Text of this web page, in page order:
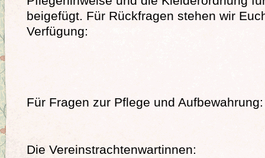
beigefügt. Für Rückfragen stehen wir
Verfügung:
Für Fragen zur Pflege und Aufbewahrung:
Die Vereinstrachtenwartinnen: